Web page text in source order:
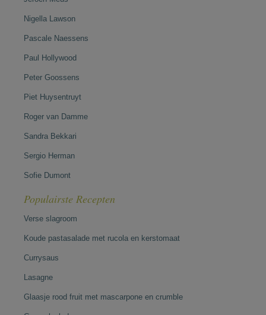
Nigella Lawson
Pascale Naessens
Paul Hollywood
Peter Goossens
Piet Huysentruyt
Roger van Damme
Sandra Bekkari
Sergio Herman
Sofie Dumont
Populairste Recepten
Verse slagroom
Koude pastasalade met rucola en kerstomaat
Currysaus
Lasagne
Glaasje rood fruit met mascarpone en crumble